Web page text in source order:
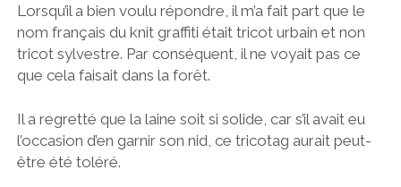
Lorsqu’il a bien voulu répondre, il m’a fait part que le
nom français du knit graffiti était tricot urbain et non
tricot sylvestre. Par conséquent, il ne voyait pas ce
que cela faisait dans la forêt.
Il a regretté que la laine soit si solide, car s’il avait eu
l’occasion d’en garnir son nid, ce tricotag aurait peut-
être été toléré.